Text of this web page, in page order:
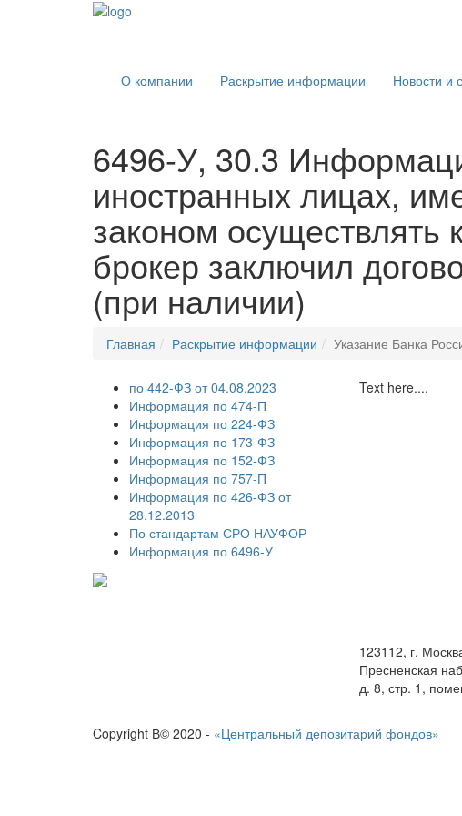
О компании Раскрытие информации Новости и
6496-У, 30.3
иностранных лицах,
законом осуществлять
брокер заключил
(при наличии)
Главная Раскрытие информации Указание Банка
по 442-ФЗ от 04.08.2023
Информация по 474-П
Информация по 224-ФЗ
Информация по 173-ФЗ
Информация по 152-ФЗ
Информация по 757-П
Информация по 426-ФЗ от
28.12.2013
По стандартам СРО НАУФОР
Информация по 6496-У
Text here....
123112, г.
Пресненская
д. 8, стр. 1,
Copyright В© 2020 - «Центральный депозитарий фондов»